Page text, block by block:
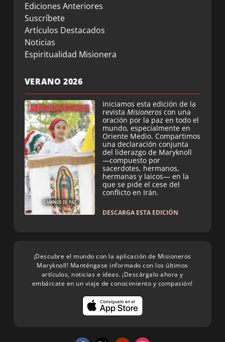
Ediciones Anteriores
Suscríbete
Artículos Destacados
Noticias
Espiritualidad Misionera
VERANO 2026
Iniciamos esta edición de la
revista Misioneros con una
oración por la paz en todo el
mundo, especialmente en
Oriente Medio. Compartimos
una declaración conjunta
del liderazgo de Maryknoll
—compuesto por
sacerdotes, hermanos,
hermanas y laicos— en la
que se pide el cese del
conflicto en Irán.
DESCARGA ESTA EDICIÓN
¡Descubre el mundo con la aplicación de Misioneros
Maryknoll! Manténgase informado con los últimos
artículos, noticias e ideas. ¡Descárgalo ahora y
embárcate en un viaje de conocimiento y compasión!